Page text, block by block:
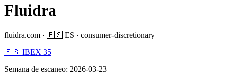
Fluidra
fluidra.com · 🇪🇸 ES · consumer-discretionary
🇪🇸 IBEX 35
Semana de escaneo: 2026-03-23